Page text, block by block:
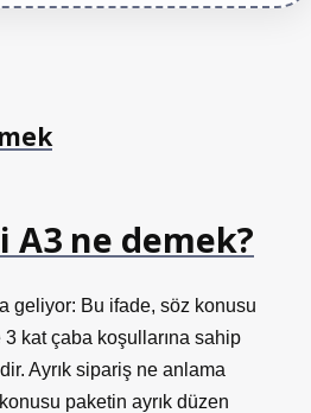
ne demek?
geliyor: Bu ifade, söz konusu
3 kat çaba koşullarına sahip
Ayrık sipariş ne anlama
paketin ayrık düzen